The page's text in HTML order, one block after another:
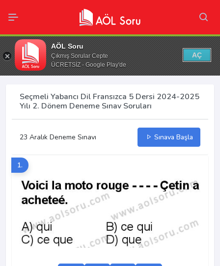
AÖL Soru
Çıkmış Sorular Cepte
ÜCRETSİZ - Google Play'de
AÇ
Seçmeli Yabancı Dil Fransızca 5 Dersi 2024-2025
Yılı 2. Dönem Deneme Sınav Soruları
23 Aralık Deneme Sınavı Sınava Başla
1.